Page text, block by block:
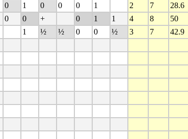
0 1 0 0 0 1 2 7
28.6
0 0 + 0 1 1 4 8
50
1 ½ ½ 0 0 ½ 3 7
42.9